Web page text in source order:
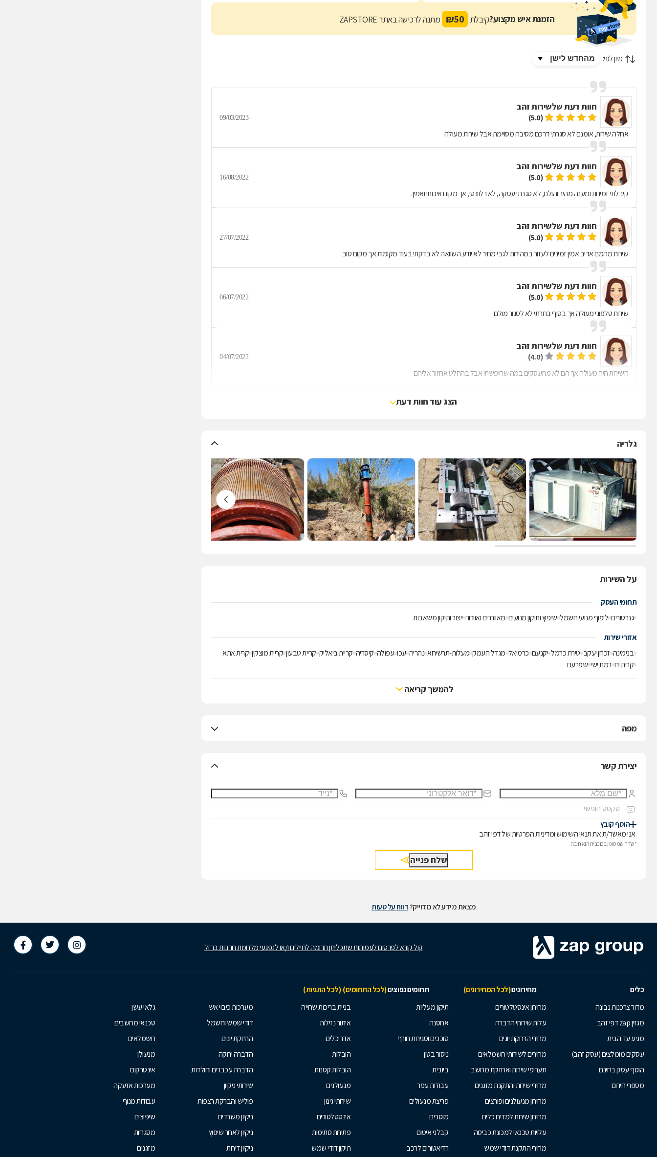
הזמנת איש מקצוע?קיבלת 50
₪ מתנה לרכישה באתר ZAPSTORE
מיון לפי:
חוות דעת שלשירות זהב
(5.0)
09/03/2023
אחלה שירות, אומנם לא סגרתי דרכם מסיבה מסויימת אבל שירות מעולה
חוות דעת שלשירות זהב
(5.0)
16/08/2022
קיבלתי זמינות ומענה מהיר והולם, לא סגרתי עסקה, לא רלוונטי, אך מקום איכותי ואמין.
חוות דעת שלשירות זהב
(5.0)
27/07/2022
שירות מהמם אדיב אמין זמינים לעזור במהירות לגבי מחיר לא יודע השוואה לא בדקתי בעוד מקומות אך מקום טוב
חוות דעת שלשירות זהב
(5.0)
06/07/2022
שירות טלפוני מעולה אך בסוף בחרתי לא לסגור מולם
חוות דעת שלשירות זהב
(4.0)
04/07/2022
השירות היה מעולה אך הם לא מתעסקים במה שחיפשתי אבל בהחלט אחזור אליהם
הצג עוד חוות דעת
גלריה
על השירות
תחומי העסק
גנרטורים ליפוף מנועי חשמל שיפוץ ותיקון מנועים מאווררים ואוורור ייצור ותיקון משאבות
אזורי שירות
בנימינה זכרון יעקב טירת כרמל יקנעם כרמיאל מגדל העמק מעלות-תרשיחא נהריה עכו עפולה קיסריה קריית ביאליק קריית טבעון קריית מוצקין קרית אתא
קרית ים רמת ישי שפרעם
להמשך קריאה
מפה
יצירת קשר
הוסף קובץ
אני מאשר/ת אתתנאי השימושומדיניות הפרטיותשל דפי זהב
*שדה שמסומן בכוכבית הוא חובה
מצאת מידע לא מדוייק?דווח על טעות
קול קורא לפרסום לעמותות שתכליתן תרומה לחיילים ו/או לנפגעי מלחמת חרבות ברזל
כלים מחירונים(לכל המחירונים) תחומים נפוצים(לכל התחומים) (לכל התגיות)
מדור צרכנות נבונה
מגזין zap דפי זהב
מגיע עד הבית
עסקים מומלצים (עסק זהב)
הוסף עסק בחינם
מספרי חירום
מחירון אינסטלטורים
עלות שירותי הדברה
מחירי הרחקת יונים
מחירים לשירותי חשמלאים
תעריפי שירות ואחזקת מחשב
מחירי שירות והתקנת מזגנים
מחירון מנעולנים ופורצים
מחירון שירות למדיח כלים
עלויות טכנאי למכונת כביסה
מחירי התקנת דודי שמש
תיקון מעליות
אחסנה
סוככים וסגירות חורף
ניסור בטון
ביובית
עבודות עפר
פריצת מנעולים
מוסכים
קבלני איטום
רדיאטורים לרכב
בניית בריכות שחייה
איתור נזילות
אדריכלים
הובלות
הובלות קטנות
מנעולנים
שירותי גינון
אינסטלטורים
פתיחת סתימות
תיקון דודי שמש
מערכות כיבוי אש
דודי שמש וחשמל
הרחקת יונים
הדברה ירוקה
הדברת עכברים וחולדות
שירותי ניקיון
פוליש והברקת רצפות
ניקיון משרדים
ניקיון לאחר שיפוץ
ניקיון דירות
גלאי עשן
טכנאי מחשבים
חשמלאים
מנעולן
אינטרקום
מערכות אזעקה
עבודות מנוף
שיפוצים
מסגריות
מזגנים